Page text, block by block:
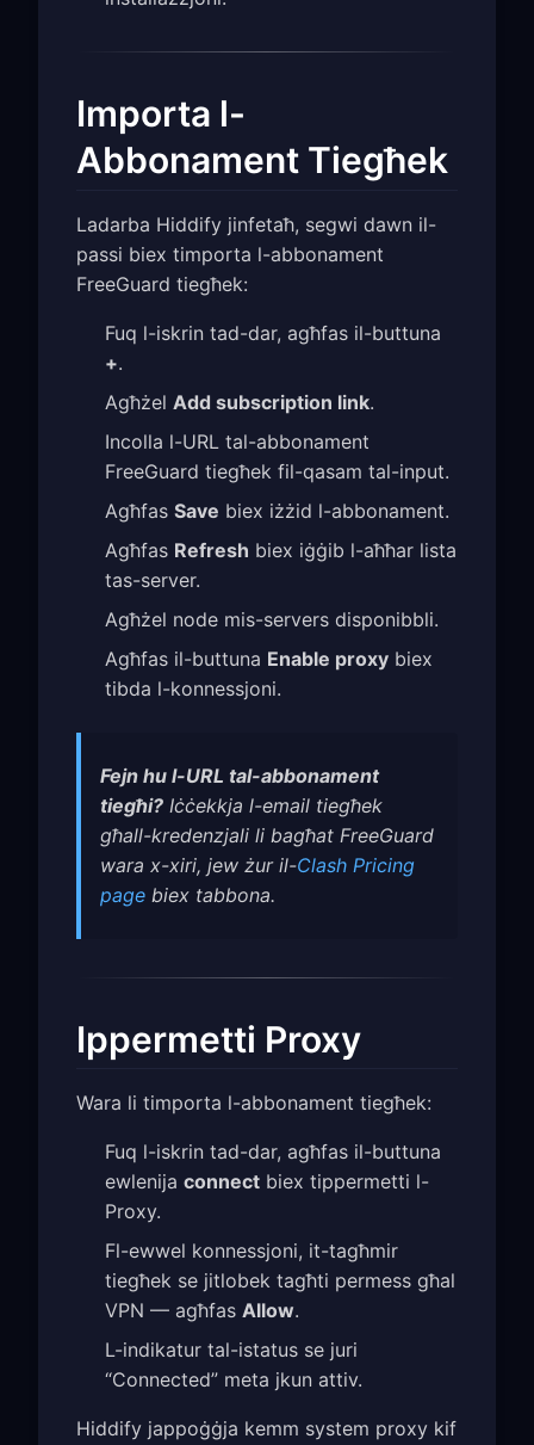
Importa l-
Abbonament Tiegħek
Ladarba Hiddify jinfetaħ, segwi dawn il-
passi biex timporta l-abbonament
FreeGuard tiegħek:
Fuq l-iskrin tad-dar, agħfas il-buttuna
+.
Agħżel Add subscription link.
Incolla l-URL tal-abbonament
FreeGuard tiegħek fil-qasam tal-input.
Agħfas Save biex iżżid l-abbonament.
Agħfas Refresh biex iġġib l-aħħar lista
tas-server.
Agħżel node mis-servers disponibbli.
Agħfas il-buttuna Enable proxy biex
tibda l-konnessjoni.
Fejn hu l-URL tal-abbonament
tiegħi? Iċċekkja l-email tiegħek
għall-kredenzjali li bagħat FreeGuard
wara x-xiri, jew żur il-Clash Pricing
page biex tabbona.
Ippermetti Proxy
Wara li timporta l-abbonament tiegħek:
Fuq l-iskrin tad-dar, agħfas il-buttuna
ewlenija connect biex tippermetti l-
Proxy.
Fl-ewwel konnessjoni, it-tagħmir
tiegħek se jitlobek tagħti permess għal
VPN — agħfas Allow.
L-indikatur tal-istatus se juri
“Connected” meta jkun attiv.
Hiddify jappoġġja kemm system proxy kif